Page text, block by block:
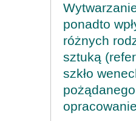
ponadto
różnych
sztuką
szkło